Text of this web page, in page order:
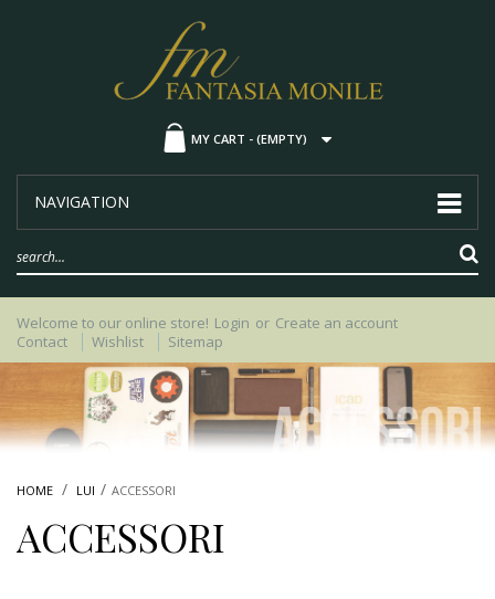
MY CART - (EMPTY)
NAVIGATION
Welcome to our online store! Login or Create an account
Contact
Wishlist Sitemap
HOME LUI ACCESSORI
ACCESSORI